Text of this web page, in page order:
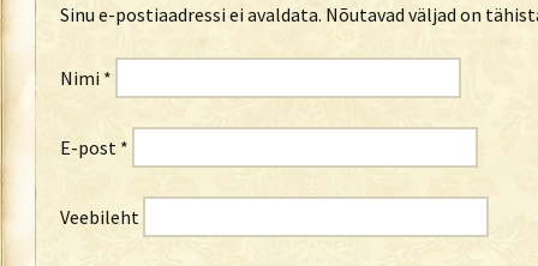
Sinu e-postiaadressi ei avaldata. Nõutavad väljad on
Nimi *
E-post *
Veebileht